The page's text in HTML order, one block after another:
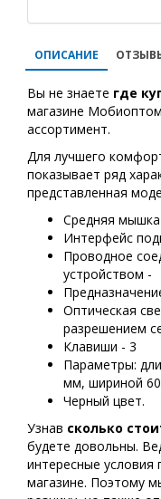
ОПИСАНИЕ
Вы не знаете где
магазине
ассортимент.
Для лучшего
показывает ряд
представленная
Средняя мышка
Интерфейс
Проводное
устройством -
Оптическая
разрешением
Клавиши - 3
Параметры:
мм, шириной
Черный цвет.
Узнав сколько
будете довольны.
интересные
магазине. Поэтому